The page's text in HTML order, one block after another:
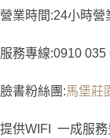
營業時間:24小時營
服務專線:0910 035
臉書粉絲團:馬堡莊
提供WIFI 一成服務